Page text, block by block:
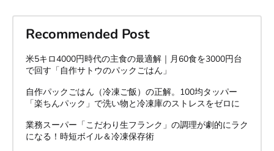
Recommended Post
米5キロ4000円時代の主食の最適解｜月60食を3000円台
で回す「自作サトウのパックごはん」
自作パックごはん（冷凍ご飯）の正解。100均タッパー
「楽ちんパック」で洗い物と冷凍庫のストレスをゼロに
業務スーパー「こだわり生フランク」の調理が劇的にラク
になる！時短ボイル＆冷凍保存術